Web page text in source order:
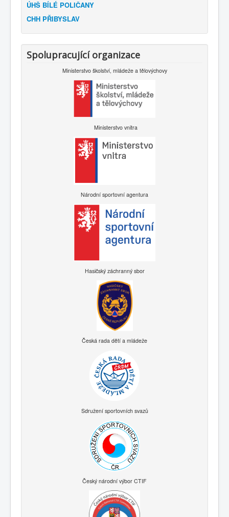
ÚHŠ BÍLÉ POLIČANY
CHH PŘIBYSLAV
Spolupracující organizace
Ministerstvo školství, mládeže a tělovýchovy
Ministerstvo vnitra
Národní sportovní agentura
Hasičský záchranný sbor
Česká rada dětí a mládeže
Sdružení sportovních svazů
Český národní výbor CTIF